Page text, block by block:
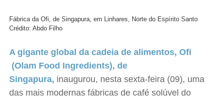
Fábrica da Ofi, de Singapura, em Linhares, Norte do Espírito Santo
Crédito: Abdo Filho
A gigante global da cadeia de alimentos, Ofi
(Olam Food Ingredients), de
Singapura, inaugurou, nesta sexta-feira (09), uma
das mais modernas fábricas de café solúvel do